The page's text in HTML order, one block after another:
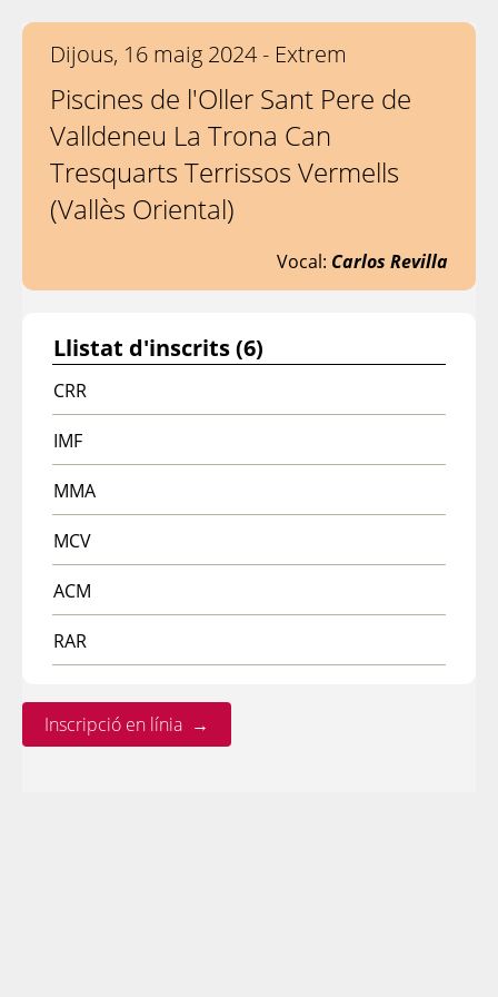
Dijous, 16 maig 2024 - Extrem
Piscines de l'Oller Sant Pere de
Valldeneu La Trona Can
Tresquarts Terrissos Vermells
(Vallès Oriental)
Vocal: Carlos Revilla
Llistat d'inscrits (6)
CRR
IMF
MMA
MCV
ACM
RAR
Inscripció en línia →